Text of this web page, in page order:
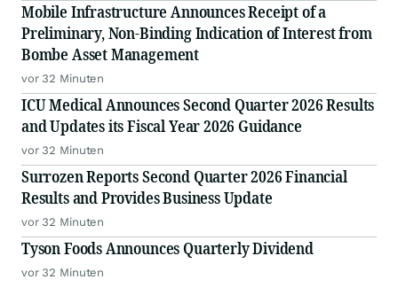
Mobile Infrastructure Announces Receipt of a
Preliminary, Non-Binding Indication of Interest from
Bombe Asset Management
vor 32 Minuten
ICU Medical Announces Second Quarter 2026 Results
and Updates its Fiscal Year 2026 Guidance
vor 32 Minuten
Surrozen Reports Second Quarter 2026 Financial
Results and Provides Business Update
vor 32 Minuten
Tyson Foods Announces Quarterly Dividend
vor 32 Minuten